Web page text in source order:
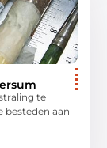
te
besteden aan